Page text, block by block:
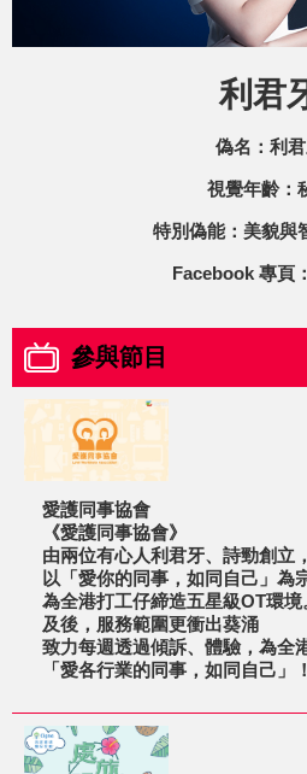
利君
偽名：利
視覺年齡：
特別偽能：美貌與
Facebook 專頁：
參與節目
愛護同事協會
《愛護同事協會》
由兩位有心人利君牙、詩勁創立，
以「愛你的同事，如同自己」為
為全港打工仔締造五星級OT環境
及後，服務範圍更衝出葵涌
致力每週透過傾訴、體驗，為全
「愛各行業的同事，如同自己」！